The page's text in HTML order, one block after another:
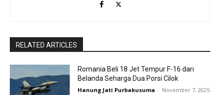
RELATED ARTICLES
Romania Beli 18 Jet Tempur F-16 dari
Belanda Seharga Dua Porsi Cilok
Hanung Jati Purbakusuma - November 7, 2025